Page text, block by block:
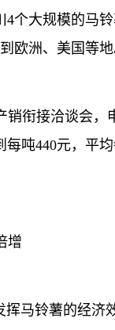
个大规模的马
欧洲、美国等
衔接洽谈会，
吨440元，平
增
马铃薯的经济